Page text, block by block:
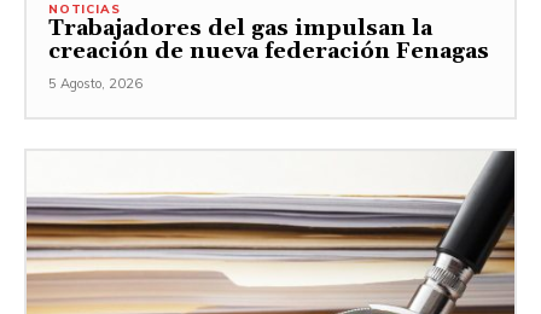
NOTICIAS
Trabajadores del gas impulsan la
creación de nueva federación Fenagas
5 Agosto, 2026